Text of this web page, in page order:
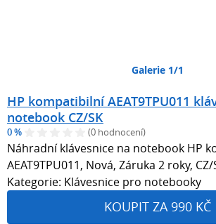
Galerie 1/1
HP kompatibilní AEAT9TPU011
notebook CZ/SK
0 % (0 hodnocení)
Náhradní klávesnice na notebook HP
AEAT9TPU011, Nová, Záruka 2 roky, CZ/
Kategorie: Klávesnice pro notebooky
KOUPIT ZA 990 KČ